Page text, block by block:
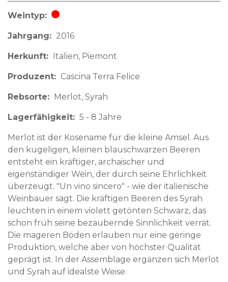
Weintyp Rotwein
Jahrgang 2016
Herkunft Italien Piemont
Produzent Cascina Terra Felice
Rebsorte Merlot, Syrah
Lagerfähigkeit 5 - 8 Jahre
Merlot ist der Kosename für die kleine Amsel. Aus
den kugeligen, kleinen blauschwarzen Beeren
entsteht ein kräftiger, archaischer und
eigenständiger Wein, der durch seine Ehrlichkeit
überzeugt. "Un vino sincero" - wie der italienische
Weinbauer sagt. Die kräftigen Beeren des Syrah
leuchten in einem violett getönten Schwarz, das
schon früh seine bezaubernde Sinnlichkeit verrät.
Die mageren Böden erlauben nur eine geringe
Produktion, welche aber von höchster Qualität
geprägt ist. In der Assemblage ergänzen sich Merlot
und Syrah auf idealste Weise.